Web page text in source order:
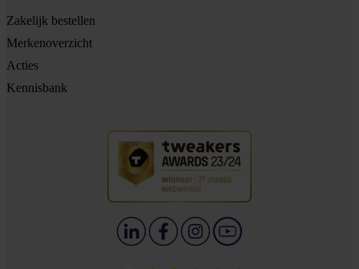
Zakelijk bestellen
Merkenoverzicht
Acties
Kennisbank